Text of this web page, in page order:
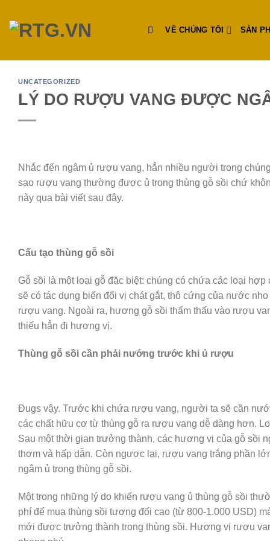
content
VỀ CHÚNG TÔI SẢN
UNCATEGORIZED
LÝ DO RƯỢU VANG ĐƯỢC
Nhắc đến ngâm ủ rượu vang, hẳn nhiều người trong
sao rượu vang thường được ủ trong thùng gỗ sồi chứ
này qua bài viết sau đây.
Cấu tạo thùng gỗ sồi
Gỗ sồi là một loại gỗ đặc biệt: chúng có chứa các loại
sẽ có tác dụng biến đổi vị chát gắt, thô cứng của nước
rượu vang. Ngoài ra, hương gỗ sồi thẩm thấu vào rượu
thiếu hẳn đi hương vị.
Thùng gỗ sồi cần phải nướng trước khi ủ rượu
Đugs vậy. Trước khi chứa rượu vang, người ta sẽ cần
các chất hữu cơ từ thùng gỗ ra rượu vang dễ dàng hơn.
Sau một thời gian trưởng thành, các hương vị của gỗ sồi
thơm và hấp dẫn. Còn ngược lại, rượu vang trắng phần
ngâm ủ trong thùng gỗ sồi.
Một trong những lý do khiến rượu vang ủ thùng gỗ sồi
phí để mua thùng sồi tương đối cao (từ 800-1.000 USD)
mới được trưởng thành trong thùng sồi. Hương vị rượu